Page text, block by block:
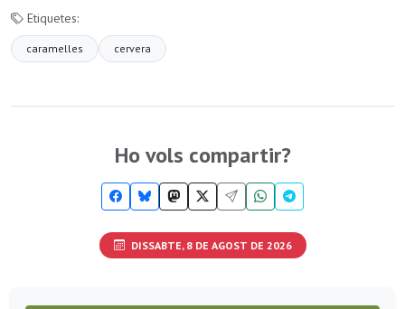
Etiquetes:
caramelles cervera
Ho vols compartir?
DISSABTE, 8 DE AGOST DE 2026